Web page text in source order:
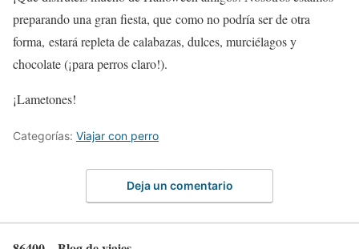
preparando una gran fiesta, que como no podría ser de otra
forma, estará repleta de calabazas, dulces, murciélagos y
chocolate (¡para perros claro!).
¡Lametones!
Categorías: Viajar con perro
Deja un comentario